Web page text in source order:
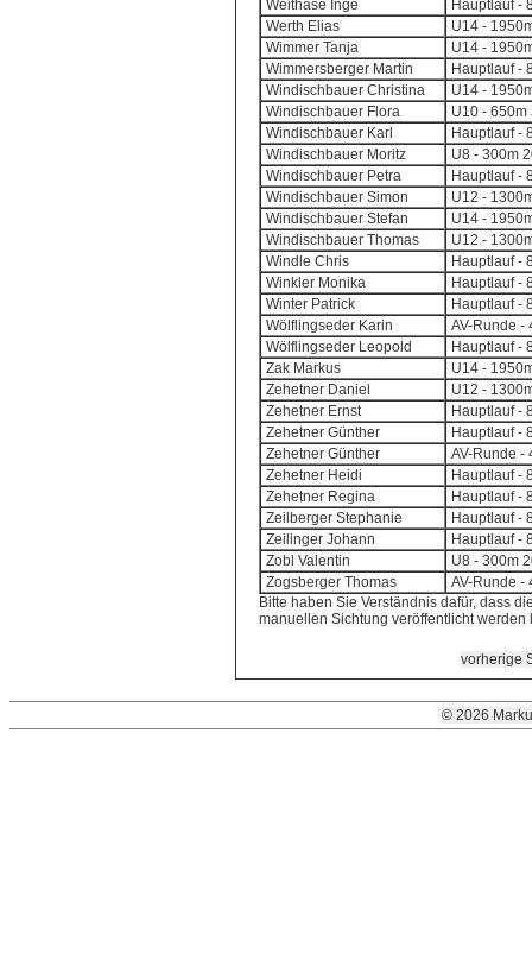
Weithase Inge
Hauptlauf -
Werth Elias
U14 -
Wimmer Tanja
U14 -
Wimmersberger Martin
Hauptlauf -
Windischbauer Christina
U14 -
Windischbauer Flora
U10 - 650m
Windischbauer Karl
Hauptlauf -
Windischbauer Moritz
U8 - 300m
Windischbauer Petra
Hauptlauf -
Windischbauer Simon
U12 -
Windischbauer Stefan
U14 -
Windischbauer Thomas
U12 -
Windle Chris
Hauptlauf -
Winkler Monika
Hauptlauf -
Winter Patrick
Hauptlauf -
Wölflingseder Karin
AV-Runde -
Wölflingseder Leopold
Hauptlauf -
Zak Markus
U14 -
Zehetner Daniel
U12 -
Zehetner Ernst
Hauptlauf -
Zehetner Günther
Hauptlauf -
Zehetner Günther
AV-Runde -
Zehetner Heidi
Hauptlauf -
Zehetner Regina
Hauptlauf -
Zeilberger Stephanie
Hauptlauf -
Zeilinger Johann
Hauptlauf -
Zobl Valentin
U8 - 300m
Zogsberger Thomas
AV-Runde -
Bitte haben Sie Verständnis dafür, dass
manuellen Sichtung veröffentlicht werden
vorherige
© 2026